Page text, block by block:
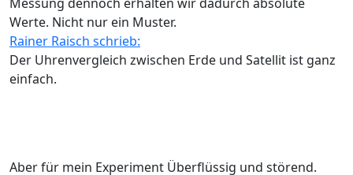
Werte. Nicht nur ein Muster.
Rainer Raisch schrieb:
Der Uhrenvergleich zwischen Erde und Satellit ist ganz
einfach.
Aber für mein Experiment Überflüssig und störend.